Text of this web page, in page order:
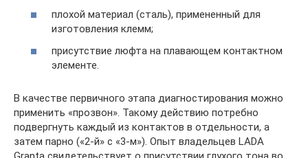
плохой материал (сталь), примененный для
изготовления клемм;
присутствие люфта на плавающем контактном
элементе.
В качестве первичного этапа диагностирования можно
применить «прозвон». Такому действию потребно
подвергнуть каждый из контактов в отдельности, а
затем парно («2-й» с «3-м»). Опыт владельцев LADA